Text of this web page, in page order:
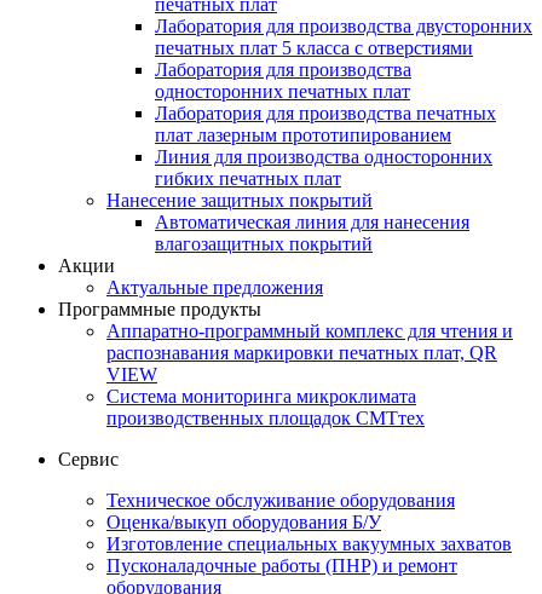
печатных плат
Лаборатория для производства двусторонних
печатных плат 5 класса с отверстиями
Лаборатория для производства
односторонних печатных плат
Лаборатория для производства печатных
плат лазерным прототипированием
Линия для производства односторонних
гибких печатных плат
Нанесение защитных покрытий
Автоматическая линия для нанесения
влагозащитных покрытий
Акции
Актуальные предложения
Программные продукты
Аппаратно-программный комплекс для чтения и
распознавания маркировки печатных плат, QR
VIEW
Система мониторинга микроклимата
производственных площадок СМТтех
Сервис
Техническое обслуживание оборудования
Оценка/выкуп оборудования Б/У
Изготовление специальных вакуумных захватов
Пусконаладочные работы (ПНР) и ремонт
оборудования